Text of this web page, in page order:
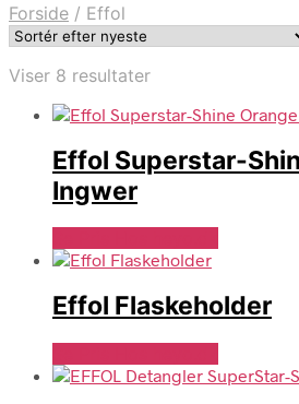
Forside / Effol
Viser 8 resultaterSorteret
seneste
Effol Superstar-
Ingwer
Effol Flaskeholder